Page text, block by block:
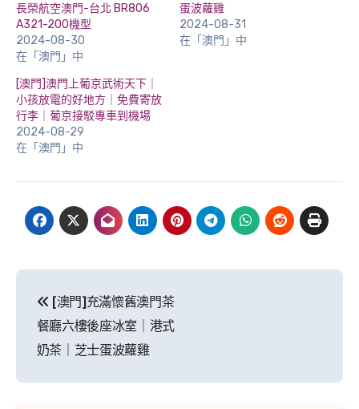
長榮航空澳門-台北 BR806
A321-200機型
2024-08-30
在「澳門」中
蛋波蘿雞
2024-08-31
在「澳門」中
[澳門]澳門上葡京武術天下｜
小孩放電的好地方｜免費寄放
行李｜葡京接駁專車到機場
2024-08-29
在「澳門」中
章
導
覽
[澳門]充滿懷舊澳門茶
餐廳六樓後座冰室｜港式
奶茶｜芝士蛋波蘿雞